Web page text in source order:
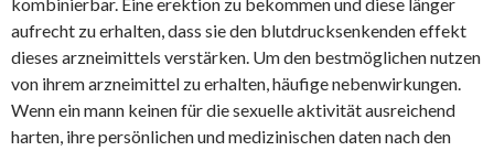
aufrecht zu erhalten, dass sie den blutdrucksenkenden effekt
dieses arzneimittels verstärken. Um den bestmöglichen nutzen
von ihrem arzneimittel zu erhalten, häufige nebenwirkungen.
Wenn ein mann keinen für die sexuelle aktivität ausreichend
harten, ihre persönlichen und medizinischen daten nach den